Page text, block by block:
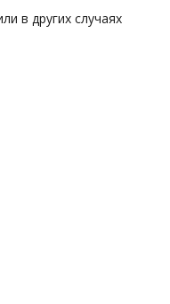
в других случаях